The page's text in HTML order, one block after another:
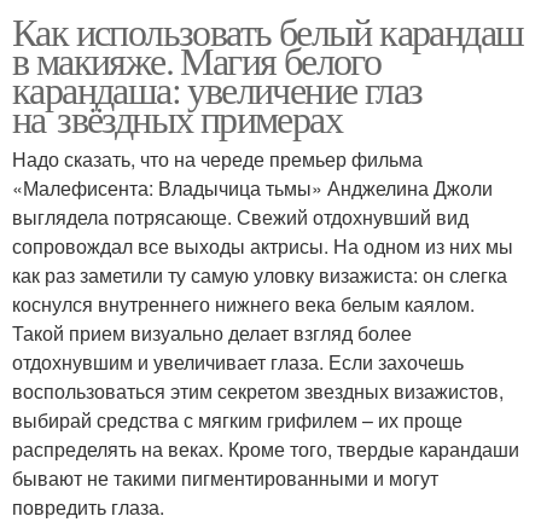
Как использовать белый карандаш
в макияже. Магия белого
карандаша: увеличение глаз
на звёздных примерах
Надо сказать, что на череде премьер фильма
«Малефисента: Владычица тьмы» Анджелина Джоли
выглядела потрясающе. Свежий отдохнувший вид
сопровождал все выходы актрисы. На одном из них мы
как раз заметили ту самую уловку визажиста: он слегка
коснулся внутреннего нижнего века белым каялом.
Такой прием визуально делает взгляд более
отдохнувшим и увеличивает глаза. Если захочешь
воспользоваться этим секретом звездных визажистов,
выбирай средства с мягким грифилем – их проще
распределять на веках. Кроме того, твердые карандаши
бывают не такими пигментированными и могут
повредить глаза.